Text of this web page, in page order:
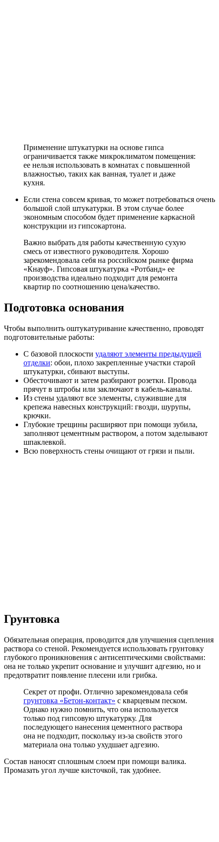
Применение штукатурки на основе гипса
ограничивается также микроклиматом помещения:
ее нельзя использовать в комнатах с повышенной
влажностью, таких как ванная, туалет и даже
кухня.
Если стена совсем кривая, то может потребоваться очень
большой слой штукатурки. В этом случае более
экономным способом будет применение каркасной
конструкции из гипсокартона.
Важно выбрать для работы качественную сухую
смесь от известного руководителя. Хорошо
зарекомендовала себя на российском рынке фирма
«Кнауф». Гипсовая штукатурка «Ротбанд» ее
производства идеально подходит для ремонта
квартир по соотношению цена/качество.
Подготовка основания
Чтобы выполнить оштукатуривание качественно, проводят
подготовительные работы:
С базовой плоскости удаляют элементы предыдущей
отделки: обои, плохо закрепленные участки старой
штукатурки, сбивают выступы.
Обесточивают и затем разбирают розетки. Провода
прячут в штробы или заключают в кабель-каналы.
Из стены удаляют все элементы, служившие для
крепежа навесных конструкций: гвозди, шурупы,
крючки.
Глубокие трещины расширяют при помощи зубила,
заполняют цементным раствором, а потом заделывают
шпаклевкой.
Всю поверхность стены очищают от грязи и пыли.
Грунтовка
Обязательная операция, проводится для улучшения сцепления
раствора со стеной. Рекомендуется использовать грунтовку
глубокого проникновения с антисептическими свойствами:
она не только укрепит основание и улучшит адгезию, но и
предотвратит появление плесени или грибка.
Секрет от профи. Отлично зарекомендовала себя
грунтовка «Бетон-контакт» с кварцевым песком.
Однако нужно помнить, что она используется
только под гипсовую штукатурку. Для
последующего нанесения цементного раствора
она не подходит, поскольку из-за свойств этого
материала она только ухудшает адгезию.
Состав наносят сплошным слоем при помощи валика.
Промазать угол лучше кисточкой, так удобнее.